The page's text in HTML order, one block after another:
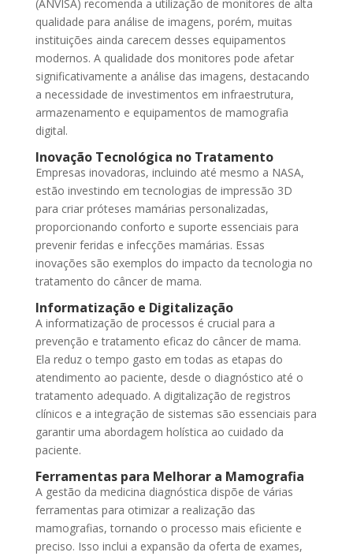
(ANVISA) recomenda a utilização de monitores de alta
qualidade para análise de imagens, porém, muitas
instituições ainda carecem desses equipamentos
modernos. A qualidade dos monitores pode afetar
significativamente a análise das imagens, destacando
a necessidade de investimentos em infraestrutura,
armazenamento e equipamentos de mamografia
digital.
Inovação Tecnológica no Tratamento
Empresas inovadoras, incluindo até mesmo a NASA,
estão investindo em tecnologias de impressão 3D
para criar próteses mamárias personalizadas,
proporcionando conforto e suporte essenciais para
prevenir feridas e infecções mamárias. Essas
inovações são exemplos do impacto da tecnologia no
tratamento do câncer de mama.
Informatização e Digitalização
A informatização de processos é crucial para a
prevenção e tratamento eficaz do câncer de mama.
Ela reduz o tempo gasto em todas as etapas do
atendimento ao paciente, desde o diagnóstico até o
tratamento adequado. A digitalização de registros
clínicos e a integração de sistemas são essenciais para
garantir uma abordagem holística ao cuidado da
paciente.
Ferramentas para Melhorar a Mamografia
A gestão da medicina diagnóstica dispõe de várias
ferramentas para otimizar a realização das
mamografias, tornando o processo mais eficiente e
preciso. Isso inclui a expansão da oferta de exames,